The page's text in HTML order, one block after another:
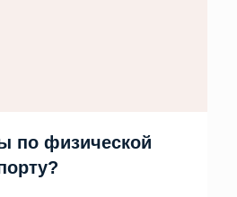
по физической